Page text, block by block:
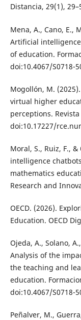
Distancia, 29(1),
Mena, A., Cano, E.,
Artificial
of education.
doi:10.4067/S0718-
Mogollón, M.
virtual higher
perceptions.
doi:10.17227/
Moral, S., Ruiz, F.,
intelligence
mathematics
Research and
OECD. (2026).
Education. OECD
Ojeda, A., Solano,
Analysis of the
the teaching and
education.
doi:10.4067/S0718-
Peñalver, M.,